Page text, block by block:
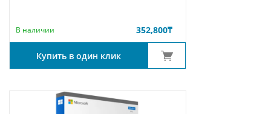
В наличии 352,800₸
Купить в один клик